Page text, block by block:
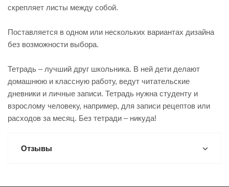
скрепляет листы между собой.
Поставляется в одном или нескольких вариантах дизайна
без возможности выбора.
Тетрадь – лучший друг школьника. В ней дети делают
домашнюю и классную работу, ведут читательские
дневники и личные записи. Тетрадь нужна студенту и
взрослому человеку, например, для записи рецептов или
расходов за месяц. Без тетради – никуда!
Отзывы